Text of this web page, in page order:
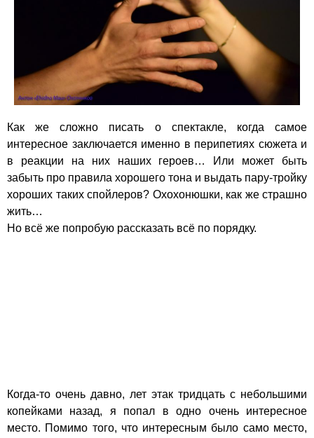
Как же сложно писать о спектакле, когда самое
интересное заключается именно в перипетиях сюжета и
в реакции на них наших героев… Или может быть
забыть про правила хорошего тона и выдать пару-тройку
хороших таких спойлеров? Охохонюшки, как же страшно
жить…
Но всё же попробую рассказать всё по порядку.
Когда-то очень давно, лет этак тридцать с небольшими
копейками назад, я попал в одно очень интересное
место. Помимо того, что интересным было само место,